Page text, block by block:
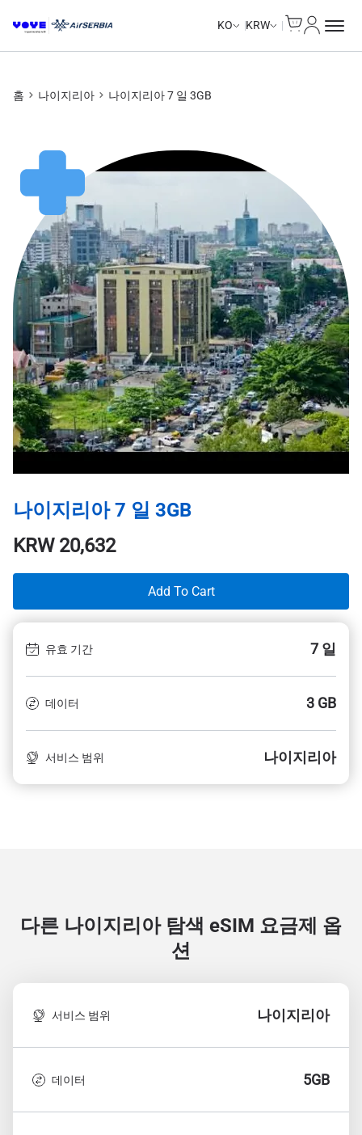
KO KRW
홈 나이지리아 나이지리아 7 일 3GB
나이지리아 7 일 3GB
KRW20,632
Add To Cart
유효 기간 7 일
데이터 3 GB
서비스 범위 나이지리아
다른 나이지리아 탐색 eSIM 요금제 옵
션
서비스 범위 나이지리아
데이터 5GB